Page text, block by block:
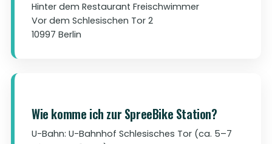
Hinter dem Restaurant Freischwimmer
Vor dem Schlesischen Tor 2
10997 Berlin
Wie komme ich zur SpreeBike Station?
U-Bahn: U-Bahnhof Schlesisches Tor (ca. 5–7